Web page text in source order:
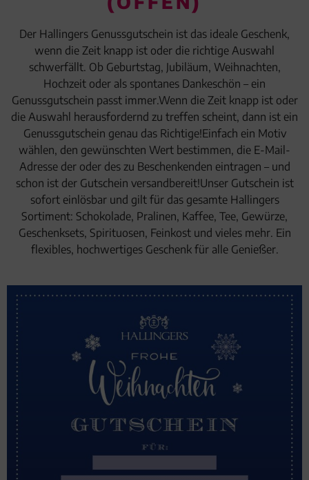
Der Hallingers Genussgutschein ist das ideale Geschenk,
wenn die Zeit knapp ist oder die richtige Auswahl
schwerfällt. Ob Geburtstag, Jubiläum, Weihnachten,
Hochzeit oder als spontanes Dankeschön – ein
Genussgutschein passt immer.Wenn die Zeit knapp ist oder
die Auswahl herausfordernd zu treffen scheint, dann ist ein
Genussgutschein genau das Richtige!Einfach ein Motiv
wählen, den gewünschten Wert bestimmen, die E-Mail-
Adresse der oder des zu Beschenkenden eintragen – und
schon ist der Gutschein versandbereit!Unser Gutschein ist
sofort einlösbar und gilt für das gesamte Hallingers
Sortiment: Schokolade, Pralinen, Kaffee, Tee, Gewürze,
Geschenksets, Spirituosen, Feinkost und vieles mehr. Ein
flexibles, hochwertiges Geschenk für alle Genießer.
Bayern